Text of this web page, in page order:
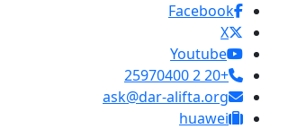
Facebook
X
Youtube
+20 2 25970400
ask@dar-alifta.org
huawei